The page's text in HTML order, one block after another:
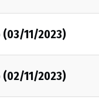
(03/11/2023)
(02/11/2023)